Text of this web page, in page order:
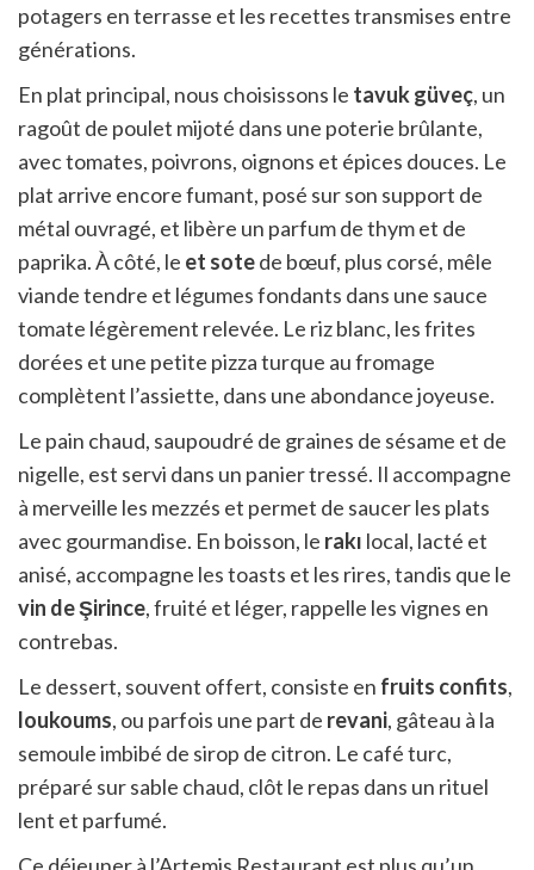
potagers en terrasse et les recettes transmises entre
générations.
En plat principal, nous choisissons le tavuk güveç, un
ragoût de poulet mijoté dans une poterie brûlante,
avec tomates, poivrons, oignons et épices douces. Le
plat arrive encore fumant, posé sur son support de
métal ouvragé, et libère un parfum de thym et de
paprika. À côté, le et sotede bœuf, plus corsé, mêle
viande tendre et légumes fondants dans une sauce
tomate légèrement relevée. Le riz blanc, les frites
dorées et une petite pizza turque au fromage
complètent l’assiette, dans une abondance joyeuse.
Le pain chaud, saupoudré de graines de sésame et de
nigelle, est servi dans un panier tressé. Il accompagne
à merveille les mezzés et permet de saucer les plats
avec gourmandise. En boisson, le rakı local, lacté et
anisé, accompagne les toasts et les rires, tandis que le
vin de Şirince, fruité et léger, rappelle les vignes en
contrebas.
Le dessert, souvent offert, consiste en fruits confits,
loukoums, ou parfois une part de revani, gâteau à la
semoule imbibé de sirop de citron. Le café turc,
préparé sur sable chaud, clôt le repas dans un rituel
lent et parfumé.
Ce déjeuner à l’Artemis Restaurant est plus qu’un